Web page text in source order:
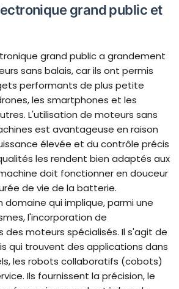
grand public et
grand public a grandement
sans balais, car ils ont permis
performants de plus petite
les smartphones et les
L'utilisation de moteurs sans
est avantageuse en raison
élevée et du contrôle précis
les rendent bien adaptés aux
doit fonctionner en douceur
de vie de la batterie.
domaine qui implique, parmi une
l'incorporation de
des moteurs spécialisés. Il s'agit de
qui trouvent des applications dans
les robots collaboratifs (cobots)
Ils fournissent la précision, le